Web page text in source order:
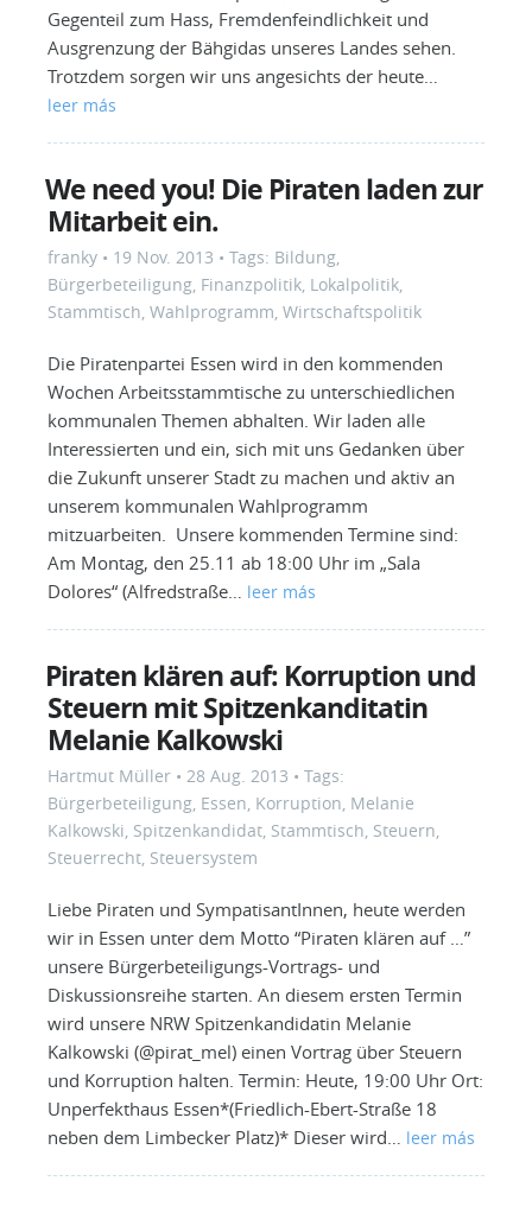
Gegenteil zum Hass, Fremdenfeindlichkeit und
Ausgrenzung der Bähgidas unseres Landes sehen.
Trotzdem sorgen wir uns angesichts der heute…
leer más
We need you! Die Piraten laden zur
Mitarbeit ein.
franky • 19 Nov. 2013 • Tags: Bildung,
Bürgerbeteiligung, Finanzpolitik, Lokalpolitik,
Stammtisch,Wahlprogramm,Wirtschaftspolitik
Die Piratenpartei Essen wird in den kommenden
Wochen Arbeitsstammtische zu unterschiedlichen
kommunalen Themen abhalten. Wir laden alle
Interessierten und ein, sich mit uns Gedanken über
die Zukunft unserer Stadt zu machen und aktiv an
unserem kommunalen Wahlprogramm
mitzuarbeiten. Unsere kommenden Termine sind:
Am Montag, den 25.11 ab 18:00 Uhr im „Sala
Dolores“ (Alfredstraße… leer más
Piraten klären auf: Korruption und
Steuern mit Spitzenkanditatin
Melanie Kalkowski
Hartmut Müller •28 Aug. 2013 • Tags:
Bürgerbeteiligung, Essen, Korruption, Melanie
Kalkowski, Spitzenkandidat, Stammtisch, Steuern,
Steuerrecht, Steuersystem
Liebe Piraten und SympatisantInnen, heute werden
wir in Essen unter dem Motto “Piraten klären auf …”
unsere Bürgerbeteiligungs-Vortrags- und
Diskussionsreihe starten. An diesem ersten Termin
wird unsere NRW Spitzenkandidatin Melanie
Kalkowski (@pirat_mel) einen Vortrag über Steuern
und Korruption halten. Termin: Heute, 19:00 Uhr Ort:
Unperfekthaus Essen*(Friedlich-Ebert-Straße 18
neben dem Limbecker Platz)* Dieser wird… leer más